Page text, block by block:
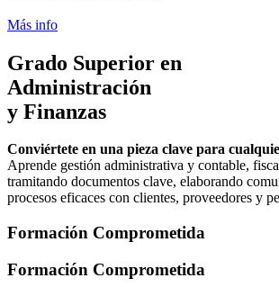
Más info
Grado Superior en
Administración
y Finanzas
Conviértete en una pieza clave para
Aprende gestión administrativa y contable,
tramitando documentos clave, elaborando
procesos eficaces con clientes, proveedores y
Formación Comprometida
Formación Comprometida